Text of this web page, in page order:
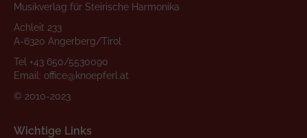
Musikverlag für Steirische Harmonika
Achleit 233
A-6320 Angerberg/Tirol
Tel +43 650/5530090
Email: office@knoepferl.at
© 2010-2023
Wichtige Links